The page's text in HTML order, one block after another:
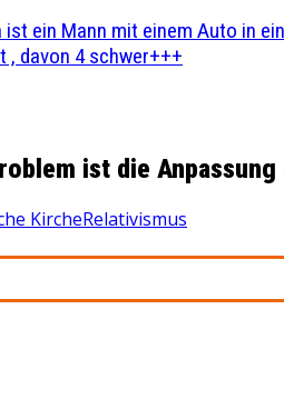
ein Mann mit einem Auto in
, davon 4 schwer+++
ist die
KircheRelativismus